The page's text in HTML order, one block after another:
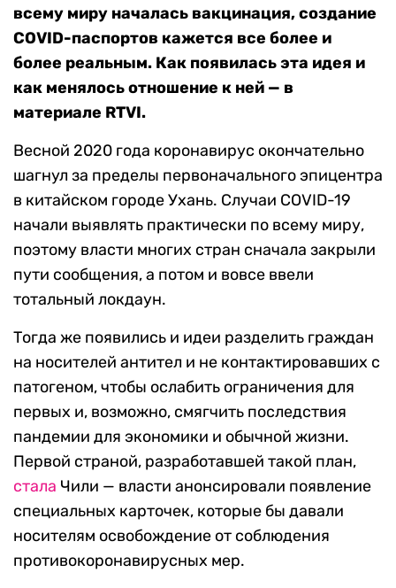
всему миру началась вакцинация, создание
COVID-паспортов кажется все более и
более реальным. Как появилась эта идея и
как менялось отношение к ней — в
материале RTVI.
Весной 2020 года коронавирус окончательно
шагнул за пределы первоначального эпицентра
в китайском городе Ухань. Случаи COVID-19
начали выявлять практически по всему миру,
поэтому власти многих стран сначала закрыли
пути сообщения, а потом и вовсе ввели
тотальный локдаун.
Тогда же появились и идеи разделить граждан
на носителей антител и не контактировавших с
патогеном, чтобы ослабить ограничения для
первых и, возможно, смягчить последствия
пандемии для экономики и обычной жизни.
Первой страной, разработавшей такой план,
стала Чили — власти анонсировали появление
специальных карточек, которые бы давали
носителям освобождение от соблюдения
противокоронавирусных мер.